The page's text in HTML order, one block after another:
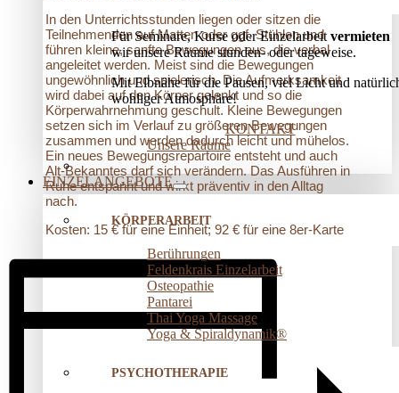
Für Seminare, Kurse oder Einzelarbeit vermieten
wir unsere Räume stunden- oder tageweise.
Mit Elbnähe für die Pausen, viel Licht und
wohliger Atmosphäre!
KONTAKT
Unsere Räume
EINZELANGEBOTE
KÖRPERARBEIT
Berührungen
Feldenkrais Einzelarbeit
Osteopathie
Pantarei
Thai Yoga Massage
Yoga & Spiraldynamik®
PSYCHOTHERAPIE
In den Unterrichtsstunden liegen oder sitzen die
Teilnehmenden auf Matten oder ggf. Stühlen und
führen kleine, sanfte Bewegungen aus, die verbal
angeleitet werden. Meist sind die Bewegungen
ungewöhnlich und spielerisch. Die Aufmerksamkeit
wird dabei auf den Körper gelenkt und so die
Körperwahrnehmung geschult. Kleine Bewegungen
setzen sich im Verlauf zu größeren Bewegungen
zusammen und werden dadurch leicht und mühelos.
Ein neues Bewegungsrepartoire entsteht und auch
Alt-Bekanntes darf sich verändern. Das Ausführen in
Ruhe entspannt und wirkt präventiv in den Alltag
nach.
Kosten: 15 € für eine Einheit; 92 € für eine 8er-Karte